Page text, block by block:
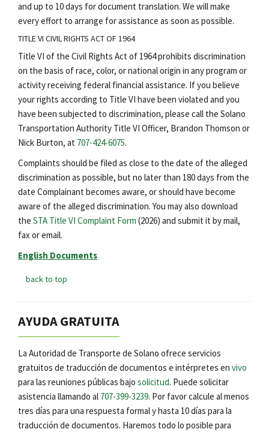
and up to 10 days for document translation. We will make
every effort to arrange for assistance as soon as possible.
TITLE VI CIVIL RIGHTS ACT OF 1964
Title VI of the Civil Rights Act of 1964 prohibits discrimination
on the basis of race, color, or national origin in any program or
activity receiving federal financial assistance. If you believe
your rights according to Title VI have been violated and you
have been subjected to discrimination, please call the Solano
Transportation Authority Title VI Officer, Brandon Thomson or
Nick Burton, at 707-424-6075.
Complaints should be filed as close to the date of the alleged
discrimination as possible, but no later than 180 days from the
date Complainant becomes aware, or should have become
aware of the alleged discrimination. You may also download
the STA Title VI Complaint Form (2026) and submit it by mail,
fax or email.
English Documents
back to top
AYUDA GRATUITA
La Autoridad de Transporte de Solano ofrece servicios
gratuitos de traducción de documentos e intérpretes en vivo
para las reuniones públicas bajo solicitud. Puede solicitar
asistencia llamando al 707-399-3239. Por favor calcule al menos
tres días para una respuesta formal y hasta 10 días para la
traducción de documentos. Haremos todo lo posible para